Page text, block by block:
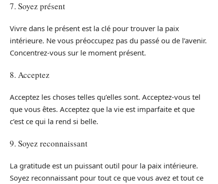
7. Soyez présent
Vivre dans le présent est la clé pour trouver la paix
intérieure. Ne vous préoccupez pas du passé ou de l’avenir.
Concentrez-vous sur le moment présent.
8. Acceptez
Acceptez les choses telles qu’elles sont. Acceptez-vous tel
que vous êtes. Acceptez que la vie est imparfaite et que
c’est ce qui la rend si belle.
9. Soyez reconnaissant
La gratitude est un puissant outil pour la paix intérieure.
Soyez reconnaissant pour tout ce que vous avez et tout ce